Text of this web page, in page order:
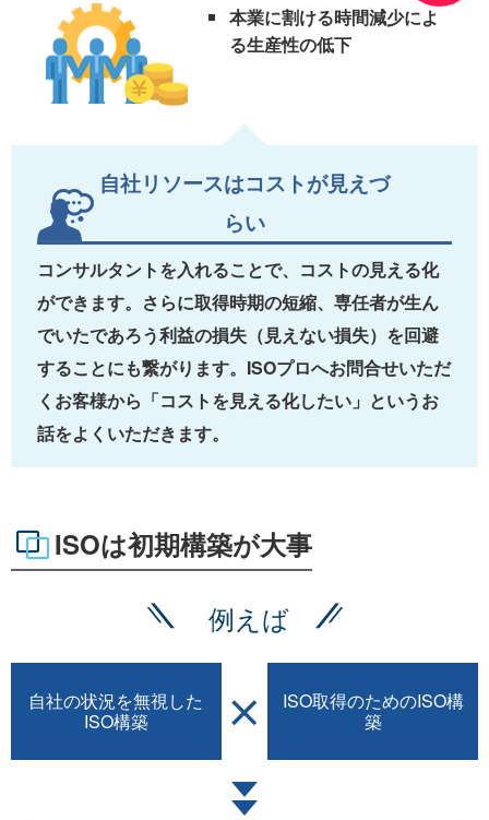
本業に割ける時間減少によ
る生産性の低下
自社リソースはコストが見えづ
らい
コンサルタントを入れることで、コストの見える化
ができます。さらに取得時期の短縮、専任者が生ん
でいたであろう利益の損失（見えない損失）を回避
することにも繋がります。ISOプロへお問合せいただ
くお客様から「コストを見える化したい」というお
話をよくいただきます。
ISOは初期構築が大事
例えば
自社の状況を無視した
ISO構築
ISO取得のためのISO構
築